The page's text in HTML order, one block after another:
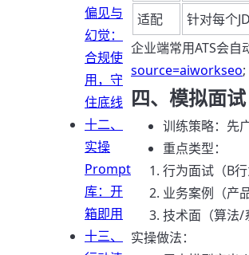
偏见与
幻觉：
合规使
用，守
住底线
十二、
实操
Prompt
库：开
箱即用
十三、
适配
针对每个
企业端常用ATS会
source=aiworkseo;
四、模拟面
训练策略：先
重点类型：
行为面试（B
业务案例（
技术面（算法
实操做法：